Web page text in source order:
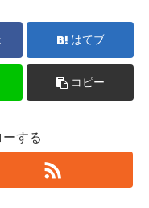
はてブ
コピー
する